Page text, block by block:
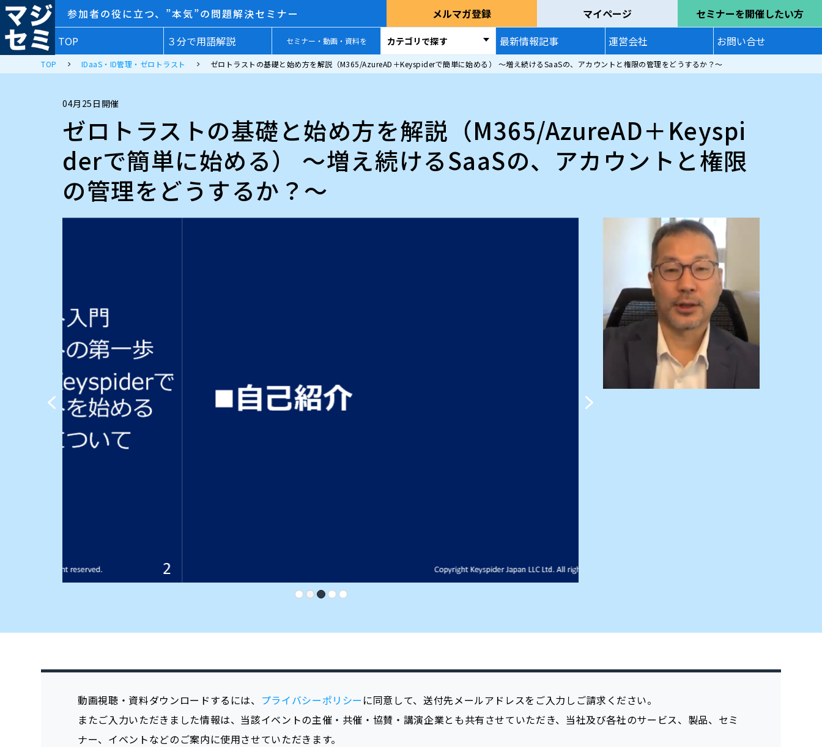
参加者の役に立つ、”本気”の問題解決セミナー メルマガ登録 マイページ
セミナーを開催したい方
TOP
３分で用語解説 セミナー・動画・資料を カテゴリで探す 最新情報記事 運営会社 お問い合せ
TOP IDaaS・ID管理・ゼロトラスト ゼロトラストの基礎と始め方を解説（M365/AzureAD＋Keyspiderで簡単に始める） ～増え続けるSaaSの、アカウントと権限の管理をどうするか？～
04月25日開催
ゼロトラストの基礎と始め方を解説（M365/AzureAD＋Keyspi
derで簡単に始める） ～増え続けるSaaSの、アカウントと権限
の管理をどうするか？～
動画視聴・資料ダウンロードするには、 プライバシーポリシー に同意して、送付先メールアドレスをご入力しご請求ください。
またご入力いただきました情報は、当該イベントの主催・共催・協賛・講演企業とも共有させていただき、当社及び各社のサービス、製品、セミ
ナー、イベントなどのご案内に使用させていただきます。